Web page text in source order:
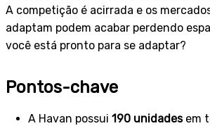
A competição é acirrada e os
adaptam podem acabar perdendo
você está pronto para se adaptar?
Pontos-chave
A Havan possui 190 unidadesem